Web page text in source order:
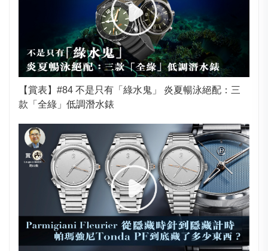
【賞表】#84 不是只有「綠水鬼」 炎夏暢泳絕配：三
款「全綠」低調潛水錶